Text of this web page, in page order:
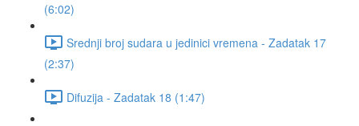
(6:02)
Srednji broj sudara u jedinici vremena - Zadatak 17
(2:37)
Difuzija - Zadatak 18 (1:47)